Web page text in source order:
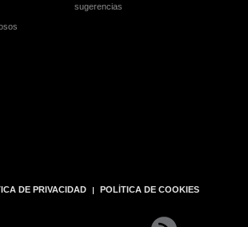
sugerencias
DE PRIVACIDAD POLÍTICA DE COOKIES